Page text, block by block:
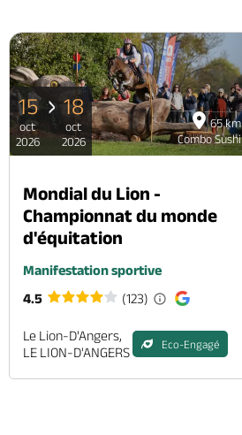
65 km
Combo Sushi
15
oct
2026
18
oct
2026
Mondial du Lion -
Championnat du monde
d'équitation
Manifestation sportive
4.5
(123)
Le Lion-D'Angers,
LE LION-D'ANGERS
Eco-Engagé